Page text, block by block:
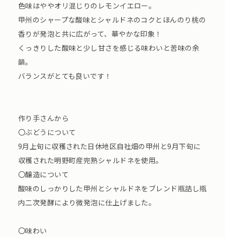
色味はややオリ混じりのレモンイエロー。
甲州のシャープな酸味とシャルドネのコクとほんのり桃の
香りが発泡と共に広がって、華やかな印象！
くっきりした酸味と少し甘さを感じる味わいと苦味の余
韻。
バランスがとても良いです！
作り手さんから
〇ぶどうについて
9月上旬に収穫された日休地区自社畑の甲州と9月下旬に
収穫された明野町産完熟シャルドネを使用。
〇醸造について
酸味のしっかりした甲州とシャルドネをブレンド瓶詰し瓶
内二次発酵により微発泡に仕上げました。
〇味わい